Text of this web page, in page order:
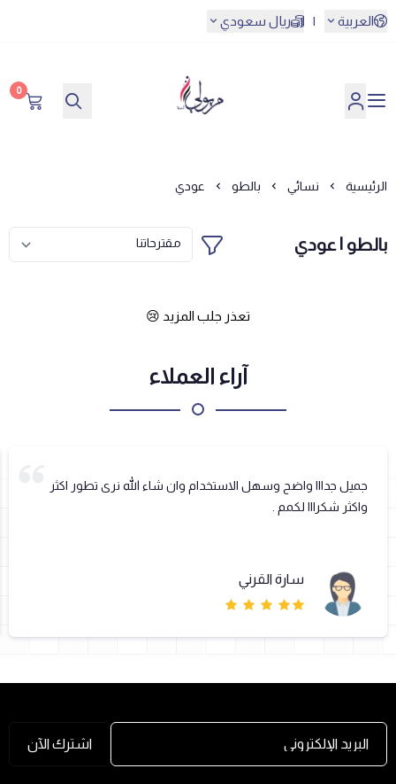
العربية | ريال سعودي
مريولي أحلا
0
الرئيسية نسائي بالطو عودي
بالطو | عودي
تعذر جلب المزيد 😢
آراء العملاء
جميل جدااا واضح وسهل الاستخدام وان شاء الله نرى تطور اكثر
واكثر شكرااا لكمم .
سارة القرني
البريد الإلكتروني
اشترك الآن